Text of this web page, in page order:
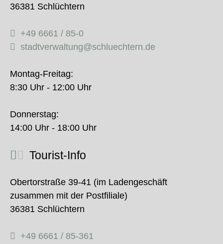
36381 Schlüchtern
+49 6661 / 85-0
stadtverwaltung@schluechtern.de
Montag-Freitag:
8:30 Uhr - 12:00 Uhr
Donnerstag:
14:00 Uhr - 18:00 Uhr
Tourist-Info
Obertorstraße 39-41 (im Ladengeschäft
zusammen mit der Postfiliale)
36381 Schlüchtern
+49 6661 / 85-361